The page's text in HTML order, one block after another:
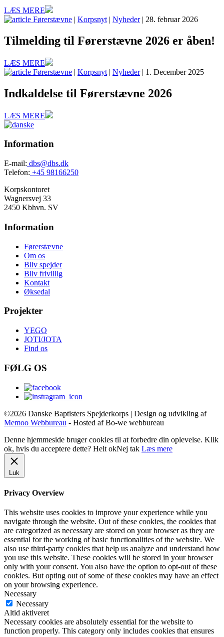
LÆS MERE
Førerstævne | Korpsnyt | Nyheder| 28. februar 2026
Tilmelding til Førerstævne 2026 er åben!
LÆS MERE
Førerstævne | Korpsnyt | Nyheder| 1. December 2025
Indkaldelse til Førerstævne 2026
LÆS MERE
Information
E-mail: dbs@dbs.dk
Telefon: +45 98166250
Korpskontoret
Wagnersvej 33
2450 Kbhvn. SV
Information
Førerstævne
Om os
Bliv spejder
Bliv frivillig
Kontakt
Øksedal
Projekter
YEGO
JOTI/JOTA
Find os
FØLG OS
©2026 Danske Baptisters Spejderkorps | Design og udvikling af
Memoo Webbureau - Hosted af Bo-we webbureau
Denne hjemmeside bruger cookies til at forbedre din oplevelse. Klik
ok, hvis du acceptere dette? Helt okNej tak Læs mere
Luk
Privacy Overview
This website uses cookies to improve your experience while you
navigate through the website. Out of these cookies, the cookies that
are categorized as necessary are stored on your browser as they are
essential for the working of basic functionalities of the website. We
also use third-party cookies that help us analyze and understand how
you use this website. These cookies will be stored in your browser
only with your consent. You also have the option to opt-out of these
cookies. But opting out of some of these cookies may have an effect
on your browsing experience.
Necessary
Necessary
Altid aktiveret
Necessary cookies are absolutely essential for the website to
function properly. This category only includes cookies that ensures